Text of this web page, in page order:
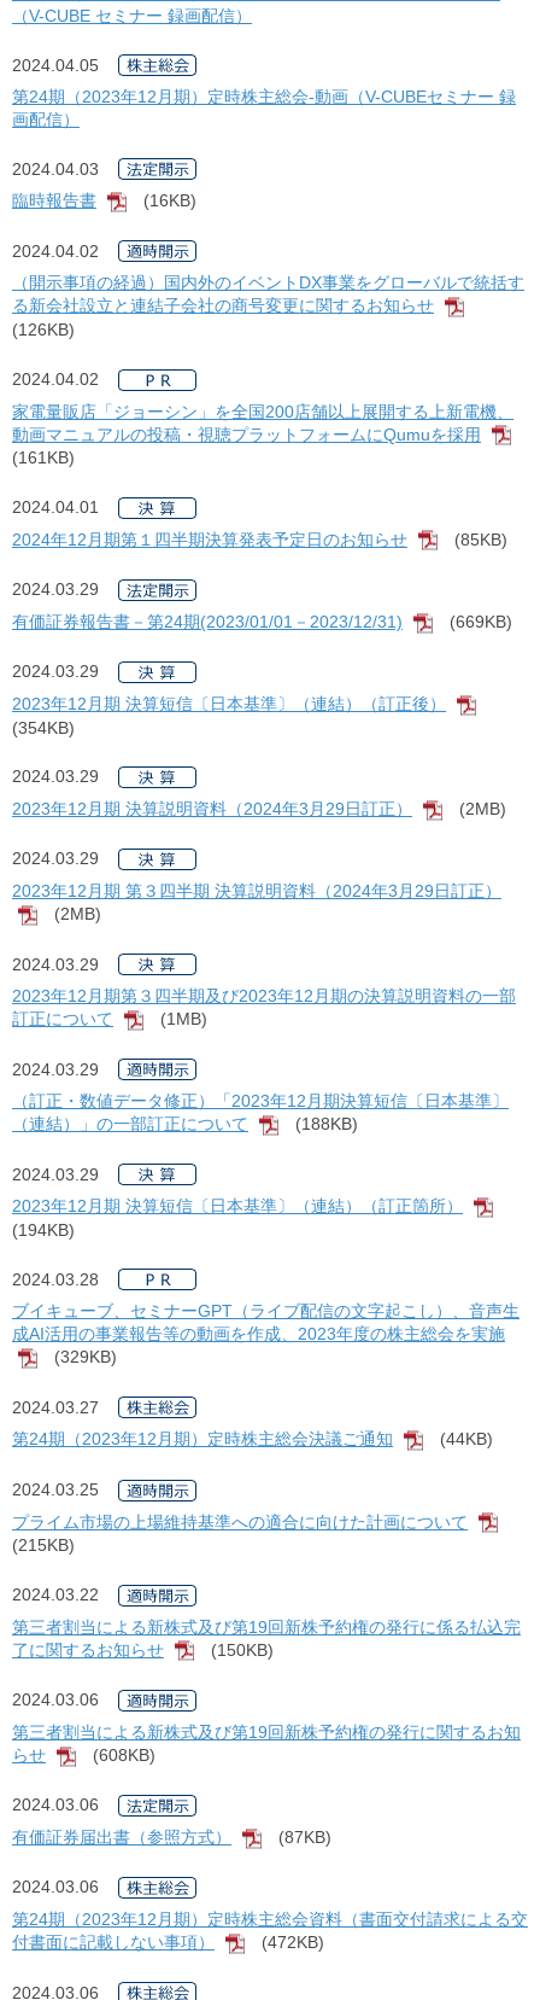
（V-CUBE セミナー 録画配信）
2024.04.05
第24期（2023年12月期）定時株主総会-動画（V-CUBEセミナー 録
画配信）
2024.04.03
臨時報告書
[PDF]
(16KB)
2024.04.02
（開示事項の経過）国内外のイベントDX事業をグローバルで統括す
る新会社設立と連結子会社の商号変更に関するお知らせ
(126KB)
2024.04.02
家電量販店「ジョーシン」を全国200店舗以上展開する上新電機、
動画マニュアルの投稿・視聴プラットフォームにQumuを採用
(161KB)
2024.04.01
2024年12月期第１四半期決算発表予定日のお知らせ
[PDF]
(85KB)
2024.03.29
有価証券報告書－第24期(2023/01/01－2023/12/31)
[PDF]
(669KB)
2024.03.29
2023年12月期 決算短信〔日本基準〕（連結）（訂正後）
(354KB)
2024.03.29
2023年12月期 決算説明資料（2024年3月29日訂正）
[PDF]
(2MB)
2024.03.29
2023年12月期 第３四半期 決算説明資料（2024年3月29日訂正）
[PDF]
(2MB)
2024.03.29
2023年12月期第３四半期及び2023年12月期の決算説明資料の一部
訂正について
[PDF]
(1MB)
2024.03.29
（訂正・数値データ修正）「2023年12月期決算短信〔日本基準〕
（連結）」の一部訂正について
[PDF]
(188KB)
2024.03.29
2023年12月期 決算短信〔日本基準〕（連結）（訂正箇所）
(194KB)
2024.03.28
ブイキューブ、セミナーGPT（ライブ配信の文字起こし）、音声生
成AI活用の事業報告等の動画を作成、2023年度の株主総会を実施
[PDF]
(329KB)
2024.03.27
第24期（2023年12月期）定時株主総会決議ご通知
[PDF]
(44KB)
2024.03.25
プライム市場の上場維持基準への適合に向けた計画について
(215KB)
2024.03.22
第三者割当による新株式及び第19回新株予約権の発行に係る払込完
了に関するお知らせ
[PDF]
(150KB)
2024.03.06
第三者割当による新株式及び第19回新株予約権の発行に関するお知
らせ
[PDF]
(608KB)
2024.03.06
有価証券届出書（参照方式）
[PDF]
(87KB)
2024.03.06
第24期（2023年12月期）定時株主総会資料（書面交付請求による交
付書面に記載しない事項）
[PDF]
(472KB)
2024.03.06